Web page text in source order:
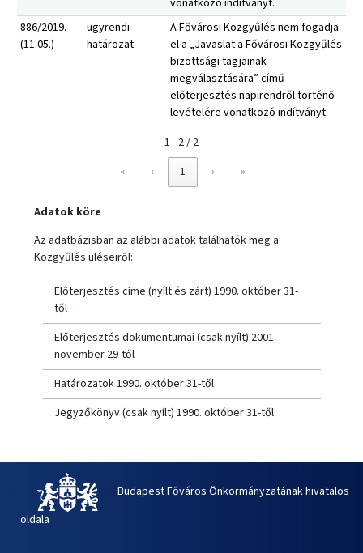
vonatkozó indítványt.
886/2019.
(11.05.)
ügyrendi
határozat
A Fővárosi Közgyűlés nem fogadja
el a „Javaslat a Fővárosi Közgyűlés
bizottsági tagjainak
megválasztására” című
előterjesztés napirendről történő
levételére vonatkozó indítványt.
1 - 2 / 2
«
‹ 1 › »
Adatok köre
Az adatbázisban az alábbi adatok találhatók meg a
Közgyűlés üléseiről:
Előterjesztés címe (nyílt és zárt) 1990. október 31-
től
Előterjesztés dokumentumai (csak nyílt) 2001.
november 29-től
Határozatok 1990. október 31-től
Jegyzőkönyv (csak nyílt) 1990. október 31-től
Budapest Főváros Önkormányzatának hivatalos
oldala